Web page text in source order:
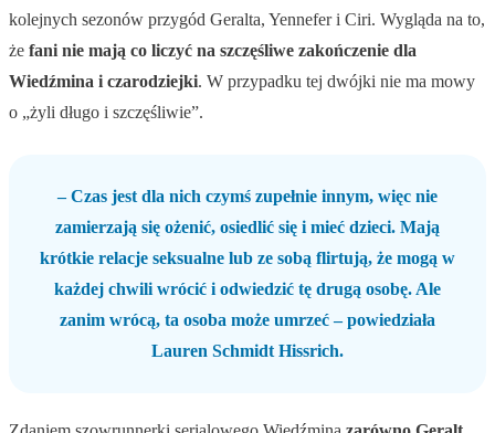
kolejnych sezonów przygód Geralta, Yennefer i Ciri. Wygląda na to,
że fani nie mają co liczyć na szczęśliwe zakończenie dla
Wiedźmina i czarodziejki. W przypadku tej dwójki nie ma mowy
o „żyli długo i szczęśliwie”.
– Czas jest dla nich czymś zupełnie innym, więc nie
zamierzają się ożenić, osiedlić się i mieć dzieci. Mają
krótkie relacje seksualne lub ze sobą flirtują, że mogą w
każdej chwili wrócić i odwiedzić tę drugą osobę. Ale
zanim wrócą, ta osoba może umrzeć – powiedziała
Lauren Schmidt Hissrich.